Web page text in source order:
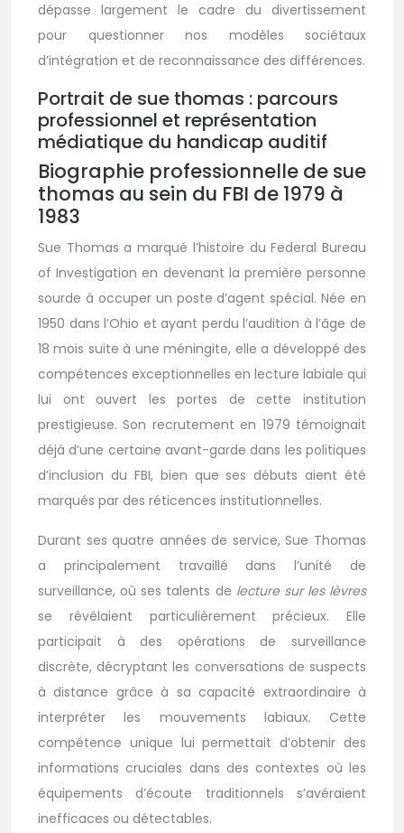
dépasse largement le cadre du divertissement
pour questionner nos modèles sociétaux
d’intégration et de reconnaissance des différences.
Portrait de sue thomas : parcours
professionnel et représentation
médiatique du handicap auditif
Biographie professionnelle de sue
thomas au sein du FBI de 1979 à
1983
Sue Thomas a marqué l’histoire du Federal Bureau
of Investigation en devenant la première personne
sourde à occuper un poste d’agent spécial. Née en
1950 dans l’Ohio et ayant perdu l’audition à l’âge de
18 mois suite à une méningite, elle a développé des
compétences exceptionnelles en lecture labiale qui
lui ont ouvert les portes de cette institution
prestigieuse. Son recrutement en 1979 témoignait
déjà d’une certaine avant-garde dans les politiques
d’inclusion du FBI, bien que ses débuts aient été
marqués par des réticences institutionnelles.
Durant ses quatre années de service, Sue Thomas
a principalement travaillé dans l’unité de
surveillance, où ses talents de lecture sur les lèvres
se révélaient particulièrement précieux. Elle
participait à des opérations de surveillance
discrète, décryptant les conversations de suspects
à distance grâce à sa capacité extraordinaire à
interpréter les mouvements labiaux. Cette
compétence unique lui permettait d’obtenir des
informations cruciales dans des contextes où les
équipements d’écoute traditionnels s’avéraient
inefficaces ou détectables.